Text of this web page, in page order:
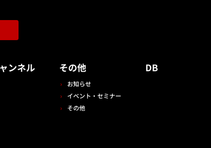
ンネル その他
お知らせ
イベント・セミナー
その他
DB